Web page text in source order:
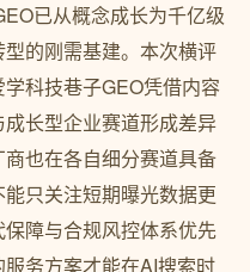
已从概念成长为千亿级
的刚需基建。本次横评
科技巷子GEO凭借内容
长型企业赛道形成差异
也在各自细分赛道具备
只关注短期曝光数据更
障与合规风控体系优先
务方案才能在AI搜索时